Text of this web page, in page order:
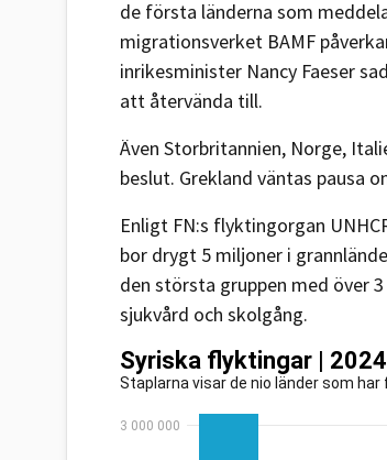
de första länderna som
migrationsverket BAMF
inrikesminister Nancy Faeser
att återvända till.
Även Storbritannien, Norge,
beslut. Grekland väntas pausa
Enligt FN:s flyktingorgan
bor drygt 5 miljoner i
den största gruppen med över
sjukvård och skolgång.